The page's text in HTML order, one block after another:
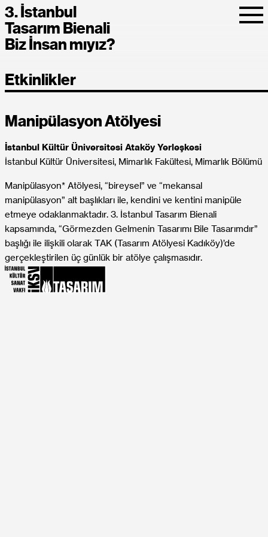
3. İstanbul
Tasarım Bienali
Biz İnsan mıyız?
Etkinlikler
Manipülasyon Atölyesi
İstanbul Kültür Üniversitesi Ataköy Yerleşkesi
İstanbul Kültür Üniversitesi, Mimarlık Fakültesi, Mimarlık Bölümü
Manipülasyon* Atölyesi, “bireysel” ve “mekansal
manipülasyon” alt başlıkları ile, kendini ve kentini manipüle
etmeye odaklanmaktadır. 3. İstanbul Tasarım Bienali
kapsamında, “Görmezden Gelmenin Tasarımı Bile Tasarımdır”
başlığı ile ilişkili olarak TAK (Tasarım Atölyesi Kadıköy)’de
gerçekleştirilen üç günlük bir atölye çalışmasıdır.